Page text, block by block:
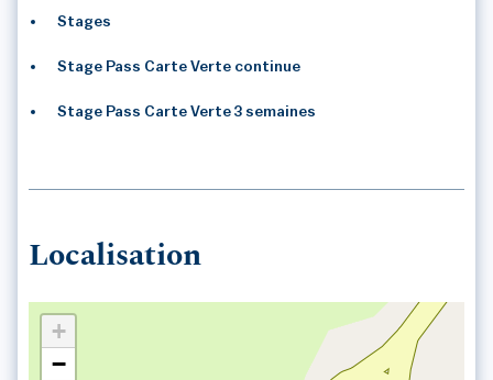
Stages
Stage Pass Carte Verte continue
Stage Pass Carte Verte 3 semaines
Localisation
+
−